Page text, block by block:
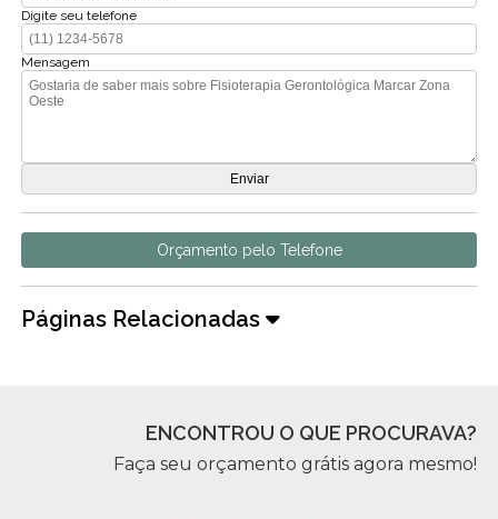
Digite seu telefone
Mensagem
Orçamento pelo Telefone
Páginas Relacionadas
ENCONTROU O QUE PROCURAVA?
Faça seu orçamento grátis agora mesmo!